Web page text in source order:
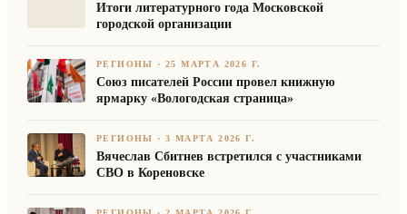
Итоги литературного года Московской
городской организации
РЕГИОНЫ ·25 МАРТА 2026 Г.
Союз писателей России провел книжную
ярмарку «Вологодская страница»
РЕГИОНЫ ·3 МАРТА 2026 Г.
Вячеслав Сбитнев встретился с участниками
СВО в Кореновске